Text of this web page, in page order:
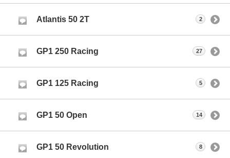
Atlantis 50 2T 2
GP1 250 Racing 27
GP1 125 Racing 5
GP1 50 Open 14
GP1 50 Revolution 8